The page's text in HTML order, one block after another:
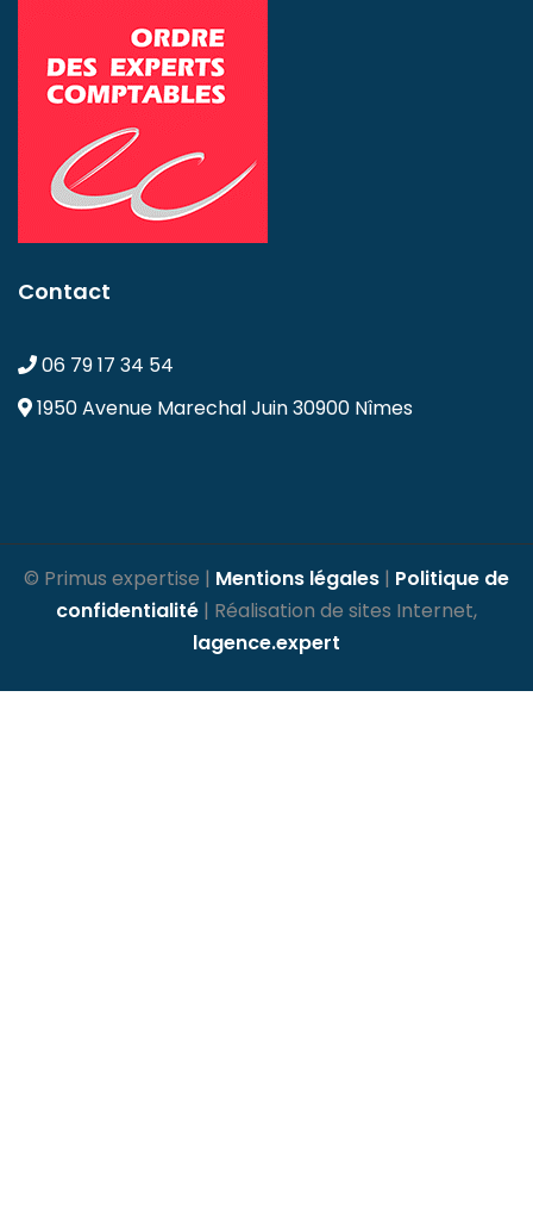
Contact
06 79 17 34 54
1950 Avenue Marechal Juin30900 Nîmes
© Primus expertise | Mentions légales | Politique de
confidentialité | Réalisation de sites Internet,
lagence.expert